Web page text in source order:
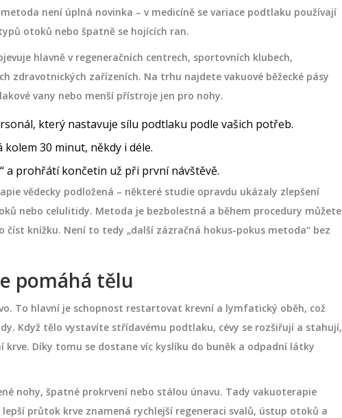
není úplná novinka – v medicíně se variace podtlaku používají
otoků nebo špatně se hojících ran.
hlavně v regeneračních centrech, sportovních klubech,
zdravotnických zařízeních. Na trhu najdete vakuové běžecké pásy
vany nebo menší přístroje jen pro nohy.
který nastavuje sílu podtlaku podle vašich potřeb.
30 minut, někdy i déle.
a prohřátí končetin už při první návštěvě.
vědecky podložená – některé studie opravdu ukázaly zlepšení
nebo celulitidy. Metoda je bezbolestná a během procedury můžete
knížku. Není to tedy „další zázračná hokus-pokus metoda“ bez
pomáhá tělu
To hlavní je schopnost restartovat krevní a lymfatický oběh, což
Když tělo vystavíte střídavému podtlaku, cévy se rozšiřují a stahují,
krve. Díky tomu se dostane víc kyslíku do buněk a odpadní látky
nohy, špatné prokrvení nebo stálou únavu. Tady vakuoterapie
průtok krve znamená rychlejší regeneraci svalů, ústup otoků a
co si dát pozor
masáží.
s bolestmi zad a
začít a na co si dát
Těla a Mysli
Zdravotní masáž je nejen prostředkem k
úlevě od tělesné bolesti, ale také cestou
k dosažení psychické rovnováhy.
Poskytuje širokou škálu výhod, od
individuálním potřebám klienta. Tento
článek se zaměřuje na principy a výhody
zdravotní masáže a nabízí tipy, jak z ní